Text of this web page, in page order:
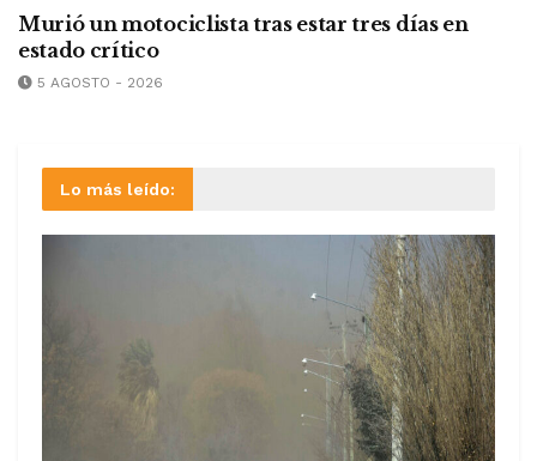
Murió un motociclista tras estar tres días en
estado crítico
5 AGOSTO - 2026
Lo más leído: